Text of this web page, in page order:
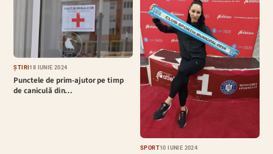
ȘTIRI18 IUNIE 2024
Punctele de prim-ajutor pe timp
de caniculă din…
SPORT10 IUNIE 2024